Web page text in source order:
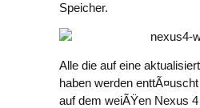
Speicher.
Alle die auf eine
haben werden
auf dem weiÃŸen Nexus